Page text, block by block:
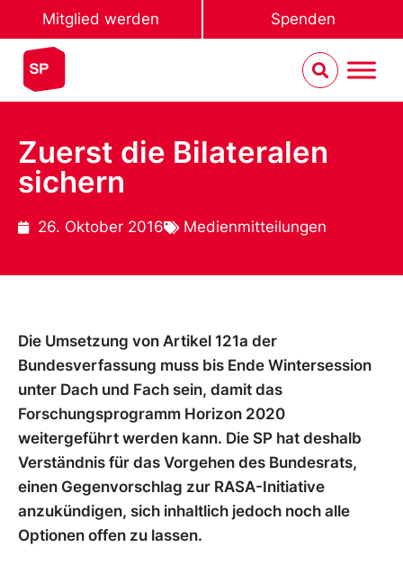
Mitglied werden Spenden
Zuerst die Bilateralen
sichern
26. Oktober 2016 Medienmitteilungen
Die Umsetzung von Artikel 121a der
Bundesverfassung muss bis Ende Wintersession
unter Dach und Fach sein, damit das
Forschungsprogramm Horizon 2020
weitergeführt werden kann. Die SP hat deshalb
Verständnis für das Vorgehen des Bundesrats,
einen Gegenvorschlag zur RASA-Initiative
anzukündigen, sich inhaltlich jedoch noch alle
Optionen offen zu lassen.